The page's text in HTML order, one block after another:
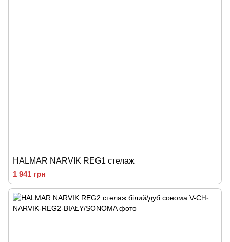
HALMAR NARVIK REG1 стелаж
1 941 грн